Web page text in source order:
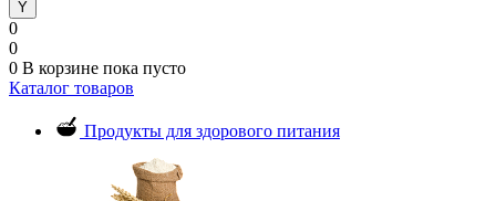
0
0
0 В корзине пока пусто
Каталог товаров
Продукты для здорового питания